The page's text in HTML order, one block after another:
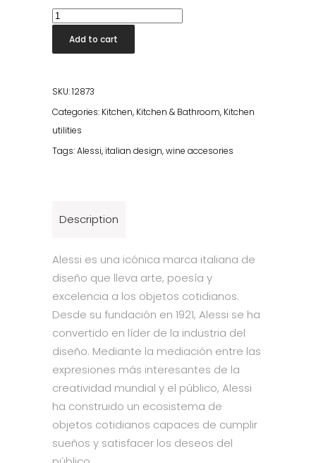
Alessi
Parrot
Sommelier
Multicolours
quantity
Add to cart
SKU:12873
Categories: Kitchen, Kitchen & Bathroom, Kitchen
utilities
Tags:Alessi, italian design,wine accesories
Description
Alessi es una icónica marca italiana de
diseño que lleva arte, poesía y
excelencia a los objetos cotidianos.
Desde su fundación en 1921, Alessi se ha
convertido en líder de la industria del
diseño. Mediante la mediación entre las
expresiones más interesantes de la
creatividad mundial y el público, Alessi
ha construido un ecosistema de
objetos cotidianos capaces de cumplir
sueños y satisfacer los deseos del